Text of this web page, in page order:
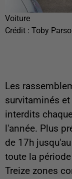
Voiture
Crédit : Toby
Les
survitaminés
interdits
l'année. Plus
de 17h
toute la
Treize zones